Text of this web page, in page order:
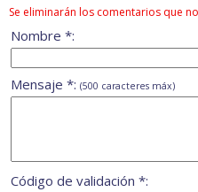
Se eliminarán los comentarios que
Nombre *:
Mensaje *: (500 caracteres máx)
Código de validación *: